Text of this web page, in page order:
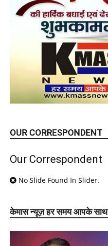
OUR CORRESPONDENT
Our Correspondent
No Slide Found In Slider.
केमास न्यूज़ हर समय आपके साथ